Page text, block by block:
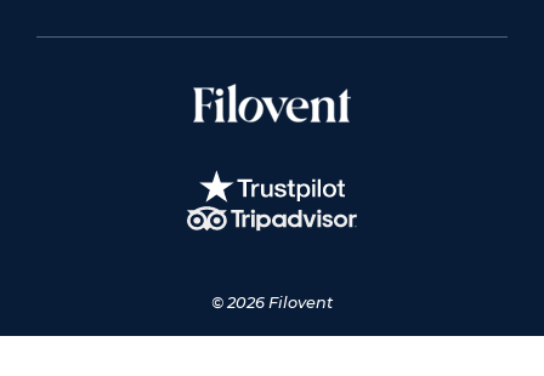
© 2026 Filovent